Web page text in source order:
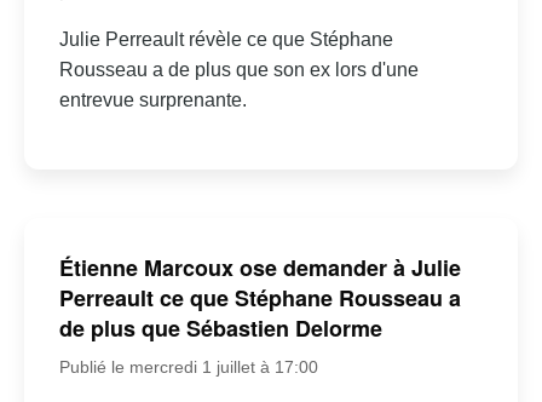
Julie Perreault révèle ce que Stéphane
Rousseau a de plus que son ex lors d'une
entrevue surprenante.
Étienne Marcoux ose demander à Julie
Perreault ce que Stéphane Rousseau a
de plus que Sébastien Delorme
Publié le mercredi 1 juillet à 17:00